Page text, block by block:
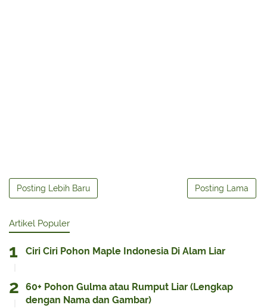
Posting Lebih Baru Posting Lama
Artikel Populer
Ciri Ciri Pohon Maple Indonesia Di Alam Liar
60+ Pohon Gulma atau Rumput Liar (Lengkap
dengan Nama dan Gambar)